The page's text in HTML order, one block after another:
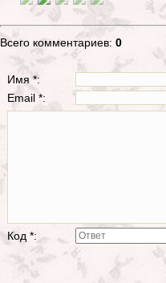
Всего комментариев: 0
Имя *:
Email *:
Код *: